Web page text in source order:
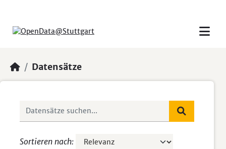
Datensätze
Sortieren nach